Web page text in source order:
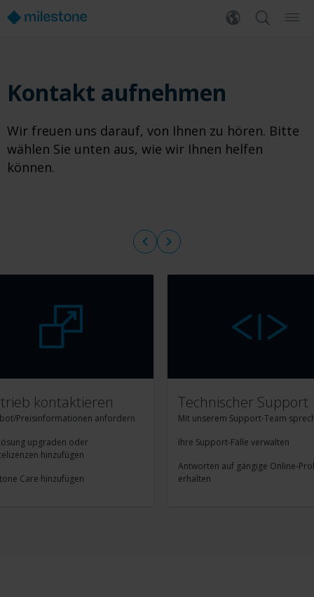
Kontakt aufnehmen
Wir freuen uns darauf, von Ihnen zu hören. Bitte
wählen Sie unten aus, wie wir Ihnen helfen
können.
kontaktieren
Preisinformationen anfordern
upgraden oder
hinzufügen
Care hinzufügen
Technischer Support
Mit unserem Support-Team
Ihre Support-Fälle verwalten
Antworten auf gängige Online-
erhalten